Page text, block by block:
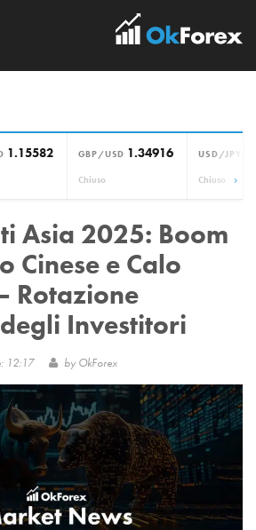
1.15582 GBP/USD 1.34916
Chiuso
USD/JPY
Chiuso ›
Asia 2025: Boom
Cinese e Calo
Rotazione
Investitori
12:17 by OkForex